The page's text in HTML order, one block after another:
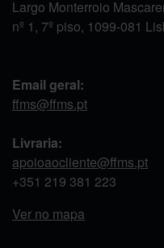
Largo Monterroio
nº 1, 7º piso, 1099-081
Email geral:
ffms@ffms.pt
Livraria:
apoioaocliente@ffms.pt
+351 219 381 223
Ver no mapa